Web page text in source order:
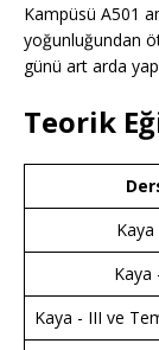
Kampüsü A501
yoğunluğundan
günü art arda
Teorik
Kaya
Kaya
Kaya - III ve